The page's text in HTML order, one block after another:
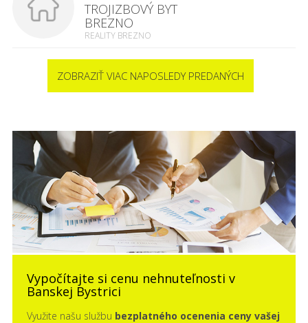
TROJIZBOVÝ BYT
BREZNO
REALITY BREZNO
ZOBRAZIŤ VIAC NAPOSLEDY PREDANÝCH
Vypočítajte si cenu nehnuteľnosti v
Banskej Bystrici
Využite našu službu bezplatného ocenenia ceny vašej